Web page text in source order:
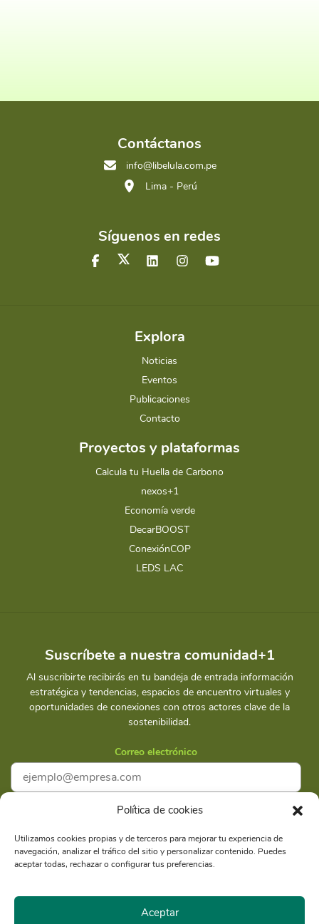
Política de cookies
Utilizamos cookies propias y de terceros para mejorar tu experiencia de
navegación, analizar el tráfico del sitio y personalizar contenido. Puedes
aceptar todas, rechazar o configurar tus preferencias.
Aceptar
Contáctanos
info@libelula.com.pe
Lima - Perú
Síguenos en redes
Explora
Noticias
Eventos
Publicaciones
Contacto
Proyectos y plataformas
Calcula tu Huella de Carbono
nexos+1
Economía verde
DecarBOOST
ConexiónCOP
LEDS LAC
Suscríbete a nuestra comunidad+1
Al suscribirte recibirás en tu bandeja de entrada información
estratégica y tendencias, espacios de encuentro virtuales y
oportunidades de conexiones con otros actores clave de la
sostenibilidad.
Correo electrónico
Suscríbete